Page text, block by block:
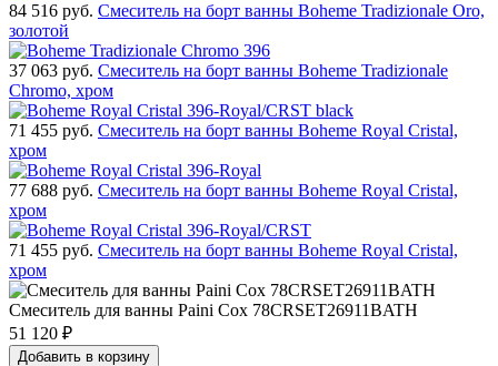
84 516 руб. Смеситель на борт ванны Boheme Tradizionale Oro,
золотой
37 063 руб. Смеситель на борт ванны Boheme Tradizionale
Chromo, хром
71 455 руб. Смеситель на борт ванны Boheme Royal Cristal,
хром
77 688 руб. Смеситель на борт ванны Boheme Royal Cristal,
хром
71 455 руб. Смеситель на борт ванны Boheme Royal Cristal,
хром
Смеситель для ванны Paini Cox 78CRSET26911BATH
51 120 ₽
Добавить в корзину